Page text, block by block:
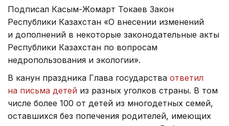
Подписал Касым-Жомарт Токаев Закон
Республики Казахстан «О внесении изменений
и дополнений в некоторые законодательные акты
Республики Казахстан по вопросам
недропользования и экологии».
В канун праздника Глава государства ответил
на письма детей из разных уголков страны. В том
числе более 100 от детей из многодетных семей,
оставшихся без попечения родителей, имеющих